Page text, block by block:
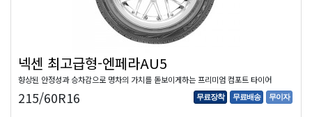
넥센 최고급형-엔페라AU5
향상된 안정성과 승차감으로 명차의 가치를 돋보이게하는 프리미엄 컴포트 타이어
215/60R16 무료장착 무료배송 무이자